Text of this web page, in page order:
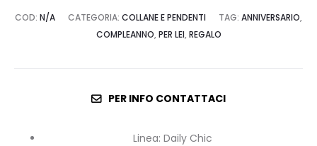
COD: N/A CATEGORIA: COLLANE E PENDENTI TAG: ANNIVERSARIO,
COMPLEANNO, PER LEI, REGALO
PER INFO CONTATTACI
Linea: Daily Chic